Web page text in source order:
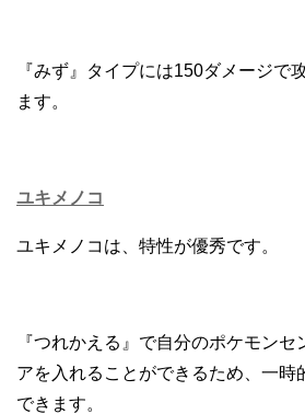
『みず』タイプには150ダメージで
ます。
ユキメノコ
ユキメノコは、特性が優秀です。
『つれかえる』で自分のポケモンセ
アを入れることができるため、一時
できます。